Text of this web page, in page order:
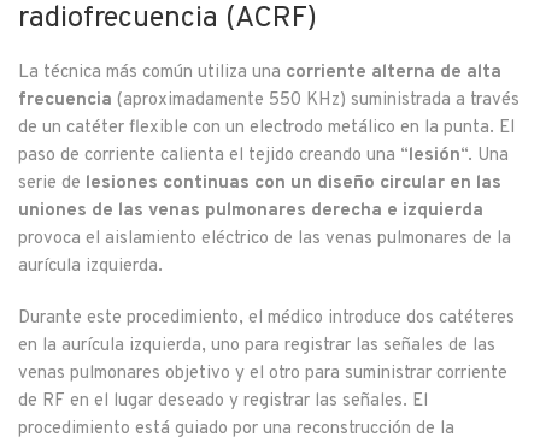
radiofrecuencia (ACRF)
La técnica más común utiliza una corriente alterna de alta
frecuencia (aproximadamente 550 KHz) suministrada a través
de un catéter flexible con un electrodo metálico en la punta. El
paso de corriente calienta el tejido creando una “lesión“. Una
serie de lesiones continuas con un diseño circular en las
uniones de las venas pulmonares derecha e izquierda
provoca el aislamiento eléctrico de las venas pulmonares de la
aurícula izquierda.
Durante este procedimiento, el médico introduce dos catéteres
en la aurícula izquierda, uno para registrar las señales de las
venas pulmonares objetivo y el otro para suministrar corriente
de RF en el lugar deseado y registrar las señales. El
procedimiento está guiado por una reconstrucción de la